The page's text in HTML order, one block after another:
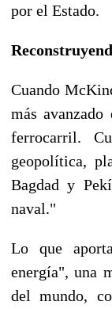
por el Estado.
Cuando
más
ferrocarril.
geopolítica,
Bagdad y
naval."
Lo que
energía", una
del mundo,